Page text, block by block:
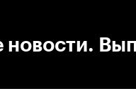
новости.